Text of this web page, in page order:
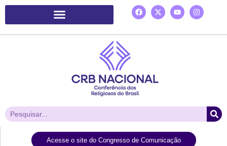
Acesse o site do Congresso de Comunicação